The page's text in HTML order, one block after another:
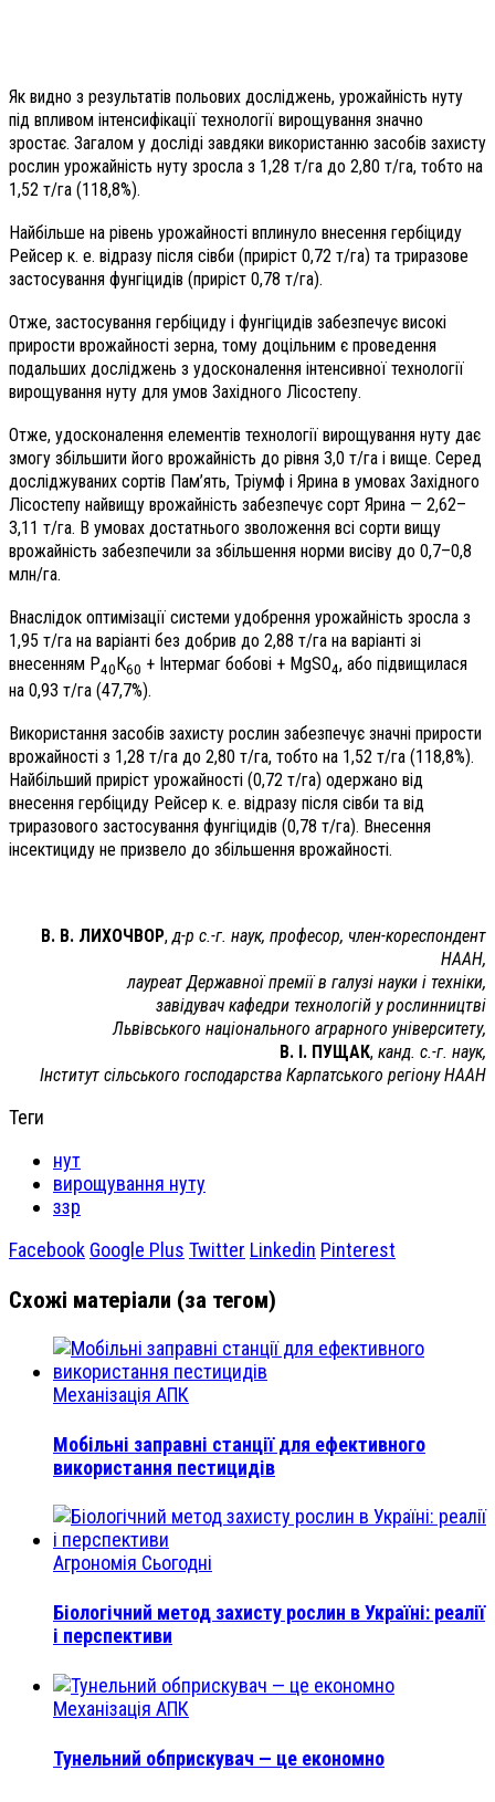
Як видно з результатів польових досліджень, урожайність нуту
під впливом інтенсифікації технології вирощування значно
зростає. Загалом у досліді завдяки використанню засобів захисту
рослин урожайність нуту зросла з 1,28 т/га до 2,80 т/га, тобто на
1,52 т/га (118,8%).
Найбільше на рівень урожайності вплинуло внесення гербіциду
Рейсер к. е. відразу після сівби (приріст 0,72 т/га) та триразове
застосування фунгіцидів (приріст 0,78 т/га).
Отже, застосування гербіциду і фунгіцидів забезпечує високі
прирости врожайності зерна, тому доцільним є проведення
подальших досліджень з удосконалення інтенсивної технології
вирощування нуту для умов Західного Лісостепу.
Отже, удосконалення елементів технології вирощування нуту дає
змогу збільшити його врожайність до рівня 3,0 т/га і вище. Серед
досліджуваних сортів Пам’ять, Тріумф і Ярина в умовах Західного
Лісостепу найвищу врожайність забезпечує сорт Ярина — 2,62–
3,11 т/га. В умовах достатнього зволоження всі сорти вищу
врожайність забезпечили за збільшення норми висіву до 0,7–0,8
млн/га.
Внаслідок оптимізації системи удобрення урожайність зросла з
1,95 т/га на варіанті без добрив до 2,88 т/га на варіанті зі
внесенням Р40 К60 + Інтермаг бобові + MgSO4, або підвищилася
на 0,93 т/га (47,7%).
Використання засобів захисту рослин забезпечує значні прирости
врожайності з 1,28 т/га до 2,80 т/га, тобто на 1,52 т/га (118,8%).
Найбільший приріст урожайності (0,72 т/га) одержано від
внесення гербіциду Рейсер к. е. відразу після сівби та від
триразового застосування фунгіцидів (0,78 т/га). Внесення
інсектициду не призвело до збільшення врожайності.
В. В. ЛИХОЧВОР,д-р с.-г. наук, професор, член-кореспондент
НААН,
лауреат Державної премії в галузі науки і техніки,
завідувач кафедри технологій у рослинництві
Львівського національного аграрного університету,
В. І. ПУЩАК, канд. с.-г. наук,
Інститут сільського господарства Карпатського регіону НААН
Теги
нут
вирощування нуту
ззр
Facebook Google Plus Twitter Linkedin Pinterest
Схожі матеріали (за тегом)
Механізація АПК
Мобільні заправні станції для ефективного
використання пестицидів
Агрономія Сьогодні
Біологічний метод захисту рослин в Україні: реалії
і перспективи
Механізація АПК
Тунельний обприскувач — це економно